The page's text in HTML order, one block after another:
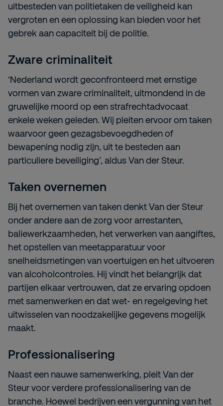
uitbesteden van politietaken de veiligheid kan
vergroten en een oplossing kan bieden voor het
gebrek aan capaciteit bij de politie.
Zware criminaliteit
‘Nederland wordt geconfronteerd met ernstige
vormen van zware criminaliteit, uitmondend in de
gruwelijke moord op een strafrechtadvocaat
enkele weken geleden. Wij pleiten ervoor om taken
waarvoor geen gezagsbevoegdheden of
bewapening nodig zijn, uit te besteden aan
particuliere beveiliging’, aldus Van der Steur.
Taken overnemen
Bij het overnemen van taken denkt Van der Steur
onder andere aan de zorg voor arrestanten,
baliewerkzaamheden, het verwerken van aangiftes,
het opstellen van meetapparatuur voor
snelheidsmetingen van voertuigen en het uitvoeren
van alcoholcontroles. Hij vindt het belangrijk dat
partijen elkaar vertrouwen, dat ze ervaring opdoen
met samenwerken en dat wet- en regelgeving het
uitwisselen van noodzakelijke gegevens mogelijk
maakt.
Professionalisering
Naast een nauwe samenwerking, pleit Van der
Steur voor verdere professionalisering van de
branche. Hoewel bedrijven een vergunning van het